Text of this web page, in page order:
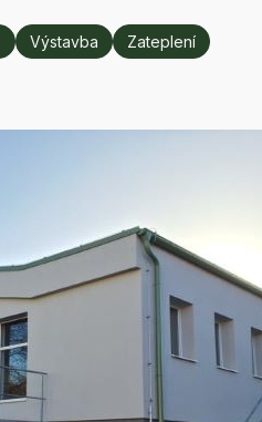
Výstavba Zateplení